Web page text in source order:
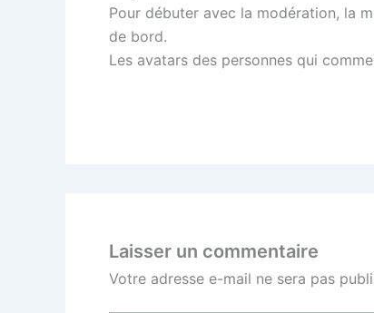
Pour débuter avec la modération, la
de bord.
Les avatars des personnes qui
Laisser un commentaire
Votre adresse e-mail ne sera pas